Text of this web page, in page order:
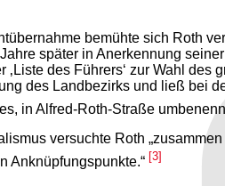
bemühte sich Roth
später in Anerkennung
des Führers‘ zur Wahl
des Landbezirks und ließ bei
in Alfred-Roth-Straße
versuchte Roth
Anknüpfungspunkte.“ [3]